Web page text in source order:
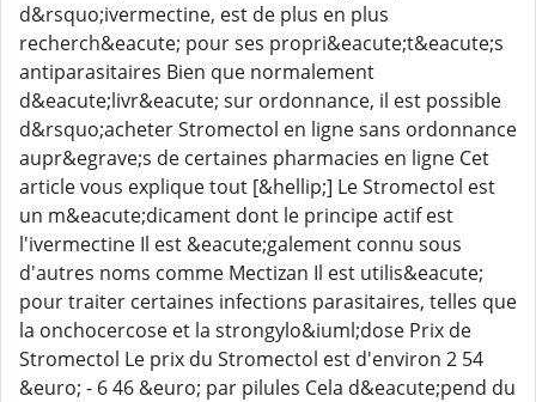
d&rsquo;ivermectine, est de plus en plus
recherch&eacute; pour ses propri&eacute;t&eacute;s
antiparasitaires Bien que normalement
d&eacute;livr&eacute; sur ordonnance, il est possible
d&rsquo;acheter Stromectol en ligne sans ordonnance
aupr&egrave;s de certaines pharmacies en ligne Cet
article vous explique tout [&hellip;] Le Stromectol est
un m&eacute;dicament dont le principe actif est
l'ivermectine Il est &eacute;galement connu sous
d'autres noms comme Mectizan Il est utilis&eacute;
pour traiter certaines infections parasitaires, telles que
la onchocercose et la strongylo&iuml;dose Prix de
Stromectol Le prix du Stromectol est d'environ 2 54
&euro; - 6 46 &euro; par pilules Cela d&eacute;pend du